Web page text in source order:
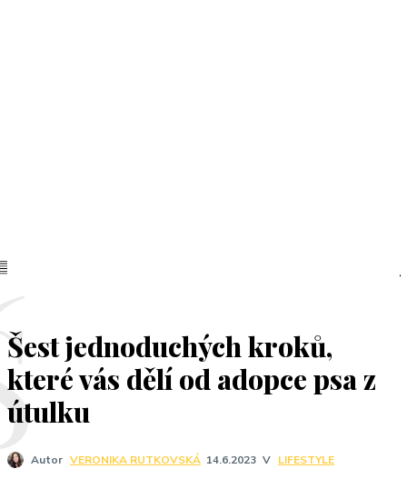
Šest jednoduchých kroků,
které vás dělí od adopce psa z
útulku
Autor VERONIKA RUTKOVSKÁ 14.6.2023 V LIFESTYLE